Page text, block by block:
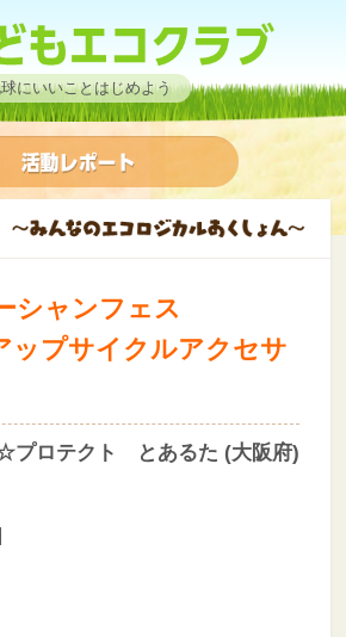
にいいことはじめよう
シャンフェス
ップサイクルアクセサ
プロテクト とあるた (大阪府)